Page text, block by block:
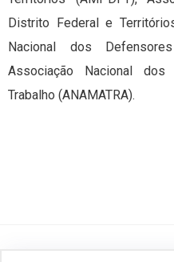
Distrito Federal e
Nacional dos
Associação Nacional
Trabalho (ANAMATRA).